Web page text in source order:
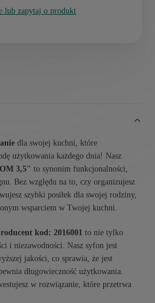
lub zapytaj o produkt
dla swojej kuchni, które
użytkowania każdego dnia! Nasz
3,5" to synonim funkcjonalności,
Bez względu na to, czy organizujesz
szybki posiłek dla swojej rodziny,
wsparciem w Twojej kuchni.
kod: 2016001 to nie tylko
i niezawodności. Nasz syfon jest
jakości, co sprawia, że jest
długowieczność użytkowania.
w rozwiązanie, które przetrwa